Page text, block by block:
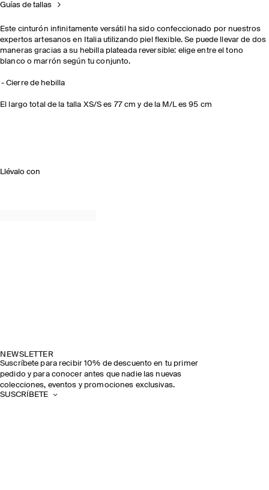
Guías de tallas
Este cinturón infinitamente versátil ha sido confeccionado por nuestros
expertos artesanos en Italia utilizando piel flexible. Se puede llevar de dos
maneras gracias a su hebilla plateada reversible: elige entre el tono
blanco o marrón según tu conjunto.
Cierre de hebilla
El largo total de la talla XS/S es 77 cm y de la M/L es 95 cm
Llévalo con
NEWSLETTER
Suscríbete para recibir 10% de descuento en tu primer
pedido y para conocer antes que nadie las nuevas
colecciones, eventos y promociones exclusivas.
SUSCRÍBETE